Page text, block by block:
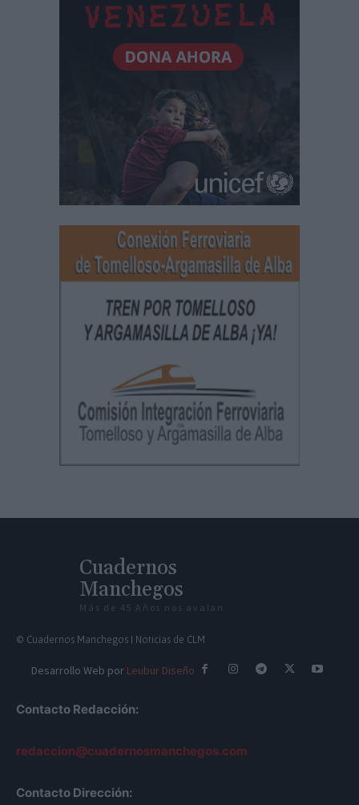
Cuadernos
Manchegos
Más de 45 Años nos avalan
© Cuadernos Manchegos | Noticias de CLM
Desarrollo Web por Leubur Diseño
Contacto Redacción:
redaccion@cuadernosmanchegos.com
Contacto Dirección: